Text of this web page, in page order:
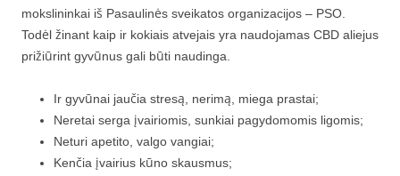
mokslininkai iš Pasaulinės sveikatos organizacijos – PSO.
Todėl žinant kaip ir kokiais atvejais yra naudojamas CBD aliejus
prižiūrint gyvūnus gali būti naudinga.
Ir gyvūnai jaučia stresą, nerimą, miega prastai;
Neretai serga įvairiomis, sunkiai pagydomomis ligomis;
Neturi apetito, valgo vangiai;
Kenčia įvairius kūno skausmus;